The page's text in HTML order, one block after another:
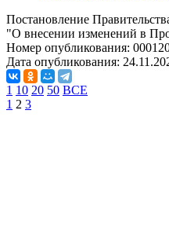
Постановление
"О внесении изменений в
Номер опубликования:
Дата опубликования:
1 10 20 50 ВСЕ
1 2 3